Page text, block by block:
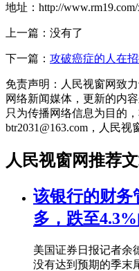
地址：http://
上一篇：没有了
下一篇： 攻破癌症的人在招
免责声明：人民视窗网致
网络新闻媒体，更新的内
只为传播网络信息为目的
btr2031@163.com，人民视
人民视窗网推荐
该银行的财务
多，跌至
美国证券日报记者余
没有达到预期的季末